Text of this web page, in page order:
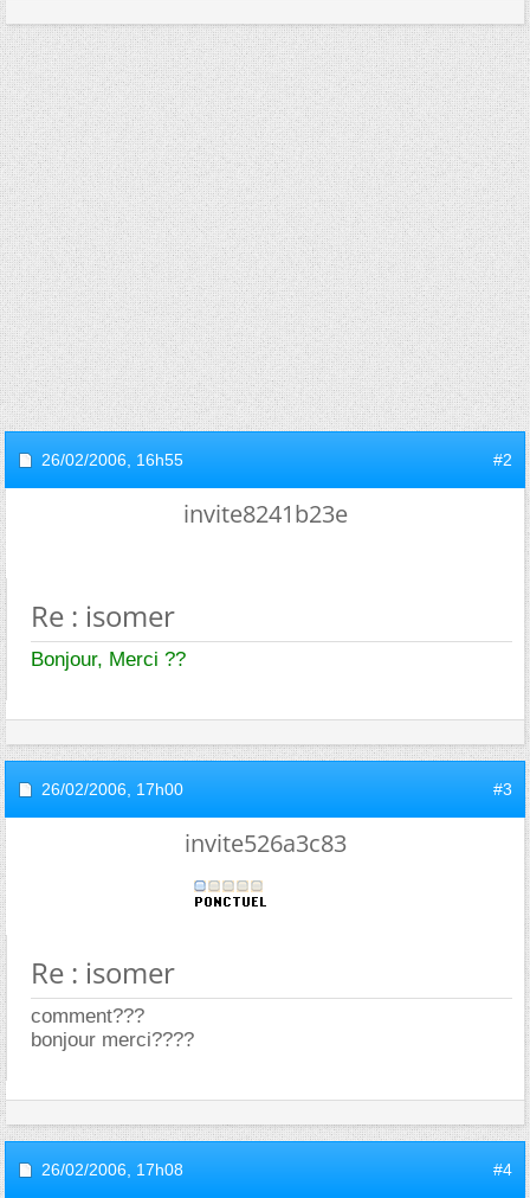
26/02/2006, 16h55 #2
invite8241b23e
Re : isomer
Bonjour, Merci ??
26/02/2006, 17h00 #3
invite526a3c83
Re : isomer
comment???
bonjour merci????
26/02/2006, 17h08 #4